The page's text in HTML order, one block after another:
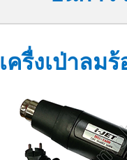
เครื่งเป่าลม